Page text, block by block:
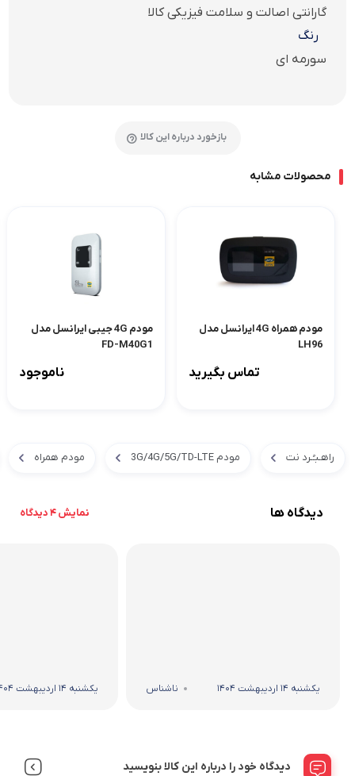
گارانتی اصالت و سلامت فیزیکی کالا
رنگ
سورمه ای
بازخورد درباره این کالا
محصولات مشابه
مودم همراه 4G ایرانسل مدل
LH96
تماس بگیرید
مودم 4G جیبی ایرانسل مدل
FD-M40G1
ناموجود
راهـبـُـرد نت مودم 3G/4G/5G/TD-LTE مودم همراه
دیدگاه ها نمایش 4 دیدگاه
یکشنبه 14 اردیبهشت 1404 ناشناس یکشنبه 14 اردیبهشت 1404
دیدگاه خود را درباره این کالا بنویسید